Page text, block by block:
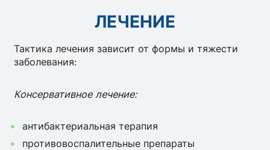
ЛЕЧЕНИЕ
Тактика лечения зависит от формы и тяжести
заболевания:
Консервативное лечение:
антибактериальная терапия
противовоспалительные препараты